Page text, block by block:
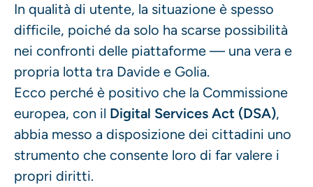
In qualità di utente, la situazione è spesso
difficile, poiché da solo ha scarse possibilità
nei confronti delle piattaforme — una vera e
propria lotta tra Davide e Golia.
Ecco perché è positivo che la Commissione
europea, con il Digital Services Act (DSA),
abbia messo a disposizione dei cittadini uno
strumento che consente loro di far valere i
propri diritti.